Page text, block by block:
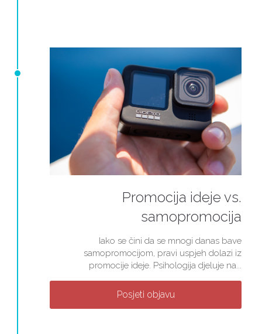
Promocija ideje vs.
samopromocija
Iako se čini da se mnogi danas bave
samopromocijom, pravi uspjeh dolazi iz
promocije ideje. Psihologija djeluje na...
Posjeti objavu